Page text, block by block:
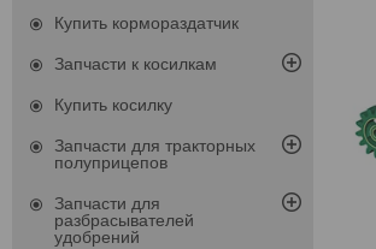
Купить кормораздатчик
Запчасти к косилкам
Купить косилку
Запчасти для тракторных
полуприцепов
Запчасти для
разбрасывателей
удобрений